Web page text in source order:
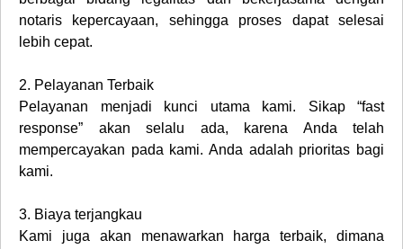
notaris kepercayaan, sehingga proses dapat selesai
lebih cepat.
2. Pelayanan Terbaik
Pelayanan menjadi kunci utama kami. Sikap “fast
response” akan selalu ada, karena Anda telah
mempercayakan pada kami. Anda adalah prioritas bagi
kami.
3. Biaya terjangkau
Kami juga akan menawarkan harga terbaik, dimana